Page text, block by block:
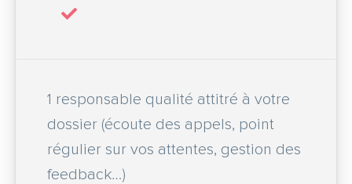
1 responsable qualité attitré à votre
dossier (écoute des appels, point
régulier sur vos attentes, gestion des
feedback…)